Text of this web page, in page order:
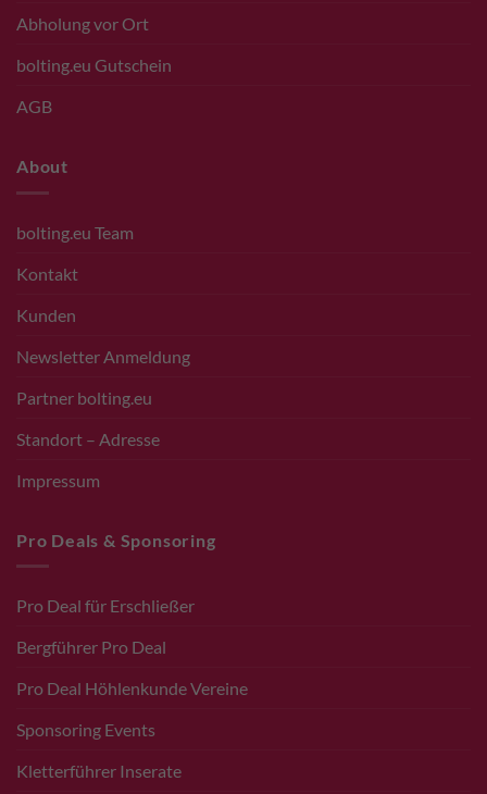
Abholung vor Ort
bolting.eu Gutschein
AGB
About
bolting.eu Team
Kontakt
Kunden
Newsletter Anmeldung
Partner bolting.eu
Standort – Adresse
Impressum
Pro Deals & Sponsoring
Pro Deal für Erschließer
Bergführer Pro Deal
Pro Deal Höhlenkunde Vereine
Sponsoring Events
Kletterführer Inserate